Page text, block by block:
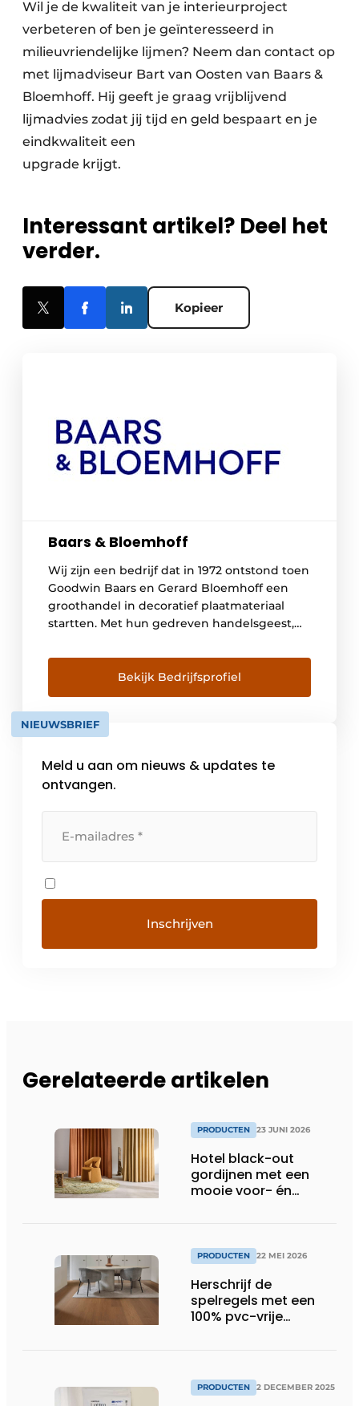
Wil je de kwaliteit van je interieurproject
verbeteren of ben je geïnteresseerd in
milieuvriendelijke lijmen? Neem dan contact op
met lijmadviseur Bart van Oosten van Baars &
Bloemhoff. Hij geeft je graag vrijblijvend
lijmadvies zodat jij tijd en geld bespaart en je
eindkwaliteit een
upgrade krijgt.
Interessant artikel? Deel het
verder.
Kopieer
Baars & Bloemhoff
Wij zijn een bedrijf dat in 1972 ontstond toen
Goodwin Baars en Gerard Bloemhoff een
groothandel in decoratief plaatmateriaal
startten. Met hun gedreven handelsgeest,
producten op grote schaal in Nederland.
Daarmee legden ze de basis voor een bedrijf
dat zich met een brede range aan
producten volledig zou toewijden aan […]
Bekijk Bedrijfsprofiel
NIEUWSBRIEF
Meld u aan om nieuws & updates te
ontvangen.
Gerelateerde artikelen
PRODUCTEN 23 JUNI 2026
Hotel black-out
gordijnen met een
mooie voor- én
PRODUCTEN 22 MEI 2026
Herschrijf de
spelregels met een
100% pvc-vrije
PRODUCTEN 2 DECEMBER 2025